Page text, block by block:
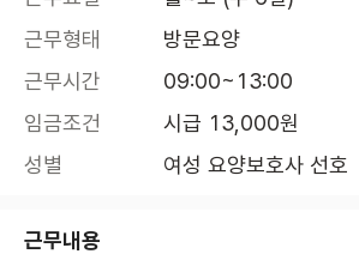
근무형태
방문요양
근무시간
09:00~13:00
임금조건
시급 13,000원
성별
여성 요양보호사 선호
근무내용